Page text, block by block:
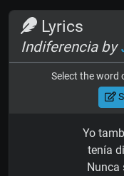
Lyrics
Indiferencia by
Select the word
Yo
tenía
Nunca